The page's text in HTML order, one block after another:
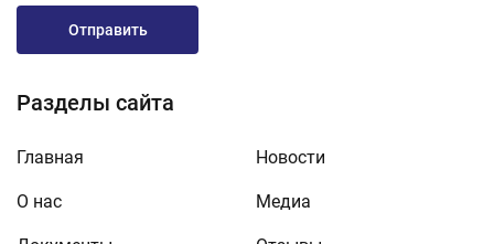
Разделы сайта
Главная
О нас
Новости
Медиа
Отправить